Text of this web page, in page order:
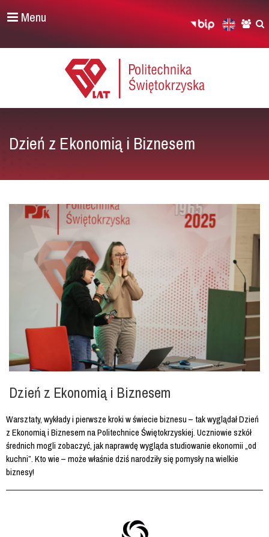
Menu
Dzień z Ekonomią i Biznesem
Dzień z Ekonomią i Biznesem
Warsztaty, wykłady i pierwsze kroki w świecie biznesu – tak wyglądał Dzień
z Ekonomią i Biznesem na Politechnice Świętokrzyskiej. Uczniowie szkół
średnich mogli zobaczyć, jak naprawdę wygląda studiowanie ekonomii „od
kuchni”. Kto wie – może właśnie dziś narodziły się pomysły na wielkie
biznesy!